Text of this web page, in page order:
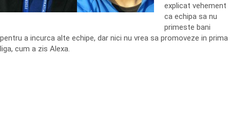
explicat vehement
ca echipa sa nu
primeste bani
pentru a incurca alte echipe, dar nici nu vrea sa promoveze in prima
liga, cum a zis Alexa.